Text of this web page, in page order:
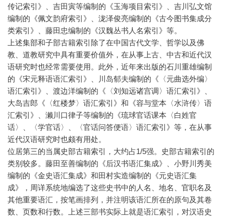
传记索引》、吉田寅等编制的《玉海项目索引》、吉川弘文馆
编制的《佩文韵府索引》、泷泽俊亮编制的《古今图书集成分
类索引》、藤田忠编制的《汉魏丛书人名索引》等。
上述集部和子部古籍索引除了在中国古代文学、哲学以及佛
教、道教研究中具有重要价值外，在从事上古、中古和近代汉
语研究时也经常需要使用。此外，近年来出版的石川重雄编制
的《宋元释语语汇索引》、川岛郁夫编制的《〈元曲选外编〉
语汇索引》、渡边洋编制的《〈刘知远诸宫调〉语汇索引》、
大岛吉郎《〈红楼梦〉语汇索引》和《容与堂本〈水浒传〉语
汇索引》、濑川口律子等编制的《琉球官话课本〈白姓官
话〉、〈学官话〉、〈官话问答便语〉语汇索引》等，在从事
近代汉语研究时也颇有用处。
位居第三的当属史部古籍索引，大约占1/5强。史部古籍索引的
类别较多。藤田至善编制的《后汉书语汇集成》、小野川秀美
编制的《金史语汇集成》和田村实造编制的《元史语汇集
成》，周详系统地编选了这些史书中的人名、地名、官职名及
其他重要语汇，按笔画排列，并注明该语汇所在的原句及其卷
数、页数和行数。上述三部书实际上就是语汇索引，对汉语史